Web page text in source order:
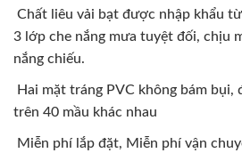
Chất liêu vải bạt được nhập khẩu
3 lớp che nắng mưa tuyệt đối, chịu
nắng chiếu.
Hai mặt tráng PVC không bám bụi,
trên 40 mầu khác nhau
Miễn phí lắp đặt, Miễn phí vận